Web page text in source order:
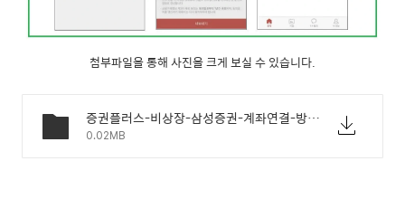
첨부파일을 통해 사진을 크게 보실 수 있습니다.
증권플러스-비상장-삼성증권-계좌연결-방법-02.webp
0.02MB